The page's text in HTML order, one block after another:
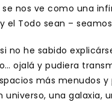
nos ve como una
el Todo sean –
no he sabido
ojalá y pudiera
más menudos
una galaxia,